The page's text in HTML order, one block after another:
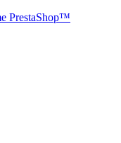
PrestaShop™